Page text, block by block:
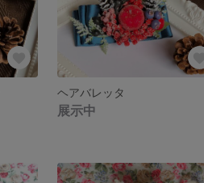
ヘアバレッタ
展示中